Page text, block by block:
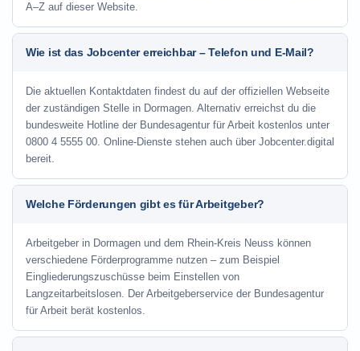
A–Z auf dieser Website.
Wie ist das Jobcenter erreichbar – Telefon und E-Mail?
Die aktuellen Kontaktdaten findest du auf der offiziellen Webseite
der zuständigen Stelle in Dormagen. Alternativ erreichst du die
bundesweite Hotline der Bundesagentur für Arbeit kostenlos unter
0800 4 5555 00. Online-Dienste stehen auch über Jobcenter.digital
bereit.
Welche Förderungen gibt es für Arbeitgeber?
Arbeitgeber in Dormagen und dem Rhein-Kreis Neuss können
verschiedene Förderprogramme nutzen – zum Beispiel
Eingliederungszuschüsse beim Einstellen von
Langzeitarbeitslosen. Der Arbeitgeberservice der Bundesagentur
für Arbeit berät kostenlos.